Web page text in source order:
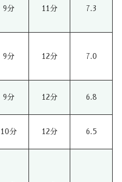
9分 11分 7.3
9分 12分 7.0
9分 12分 6.8
10分 12分 6.5